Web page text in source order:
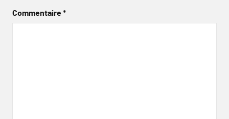
Commentaire*